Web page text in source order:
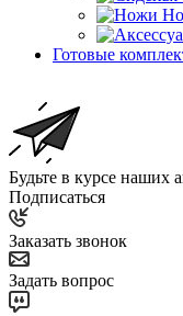
Готовые
Будьте в курсе наших
Подписаться
Заказать звонок
Задать вопрос